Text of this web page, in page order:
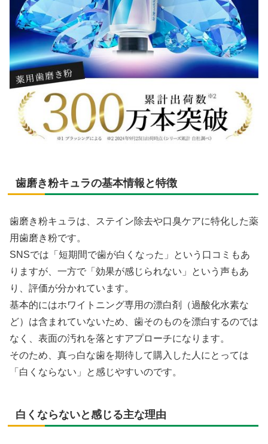
歯磨き粉キュラの基本情報と特徴
歯磨き粉キュラは、ステイン除去や口臭ケアに特化した薬
用歯磨き粉です。
SNSでは「短期間で歯が白くなった」という口コミもあ
りますが、一方で「効果が感じられない」という声もあ
り、評価が分かれています。
基本的にはホワイトニング専用の漂白剤（過酸化水素な
ど）は含まれていないため、歯そのものを漂白するのでは
なく、表面の汚れを落とすアプローチになります。
そのため、真っ白な歯を期待して購入した人にとっては
「白くならない」と感じやすいのです。
白くならないと感じる主な理由